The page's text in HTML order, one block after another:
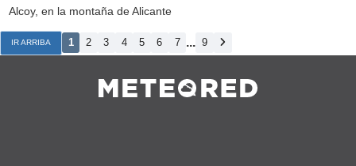
Alcoy, en la montaña de Alicante
IR ARRIBA 1 2 3 4 5 6 7 ... 9